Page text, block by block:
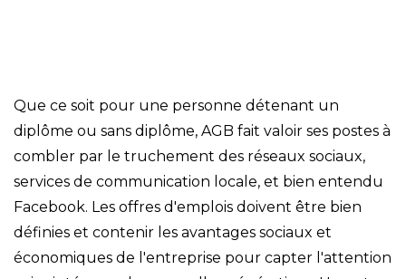
Que ce soit pour une personne détenant un
diplôme ou sans diplôme, AGB fait valoir ses postes à
combler par le truchement des réseaux sociaux,
services de communication locale, et bien entendu
Facebook. Les offres d'emplois doivent être bien
définies et contenir les avantages sociaux et
économiques de l'entreprise pour capter l'attention